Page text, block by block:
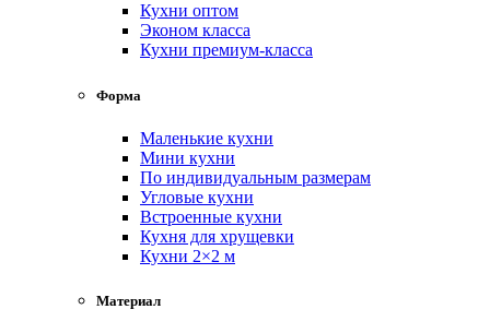
Кухни оптом
Эконом класса
Кухни премиум-класса
Форма
Маленькие кухни
Мини кухни
По индивидуальным размерам
Угловые кухни
Встроенные кухни
Кухня для хрущевки
Кухни 2×2 м
Материал